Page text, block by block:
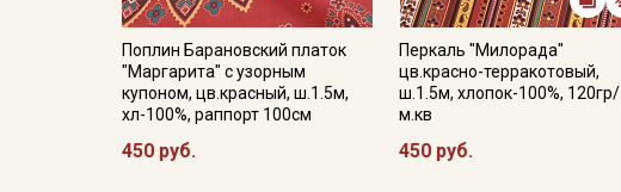
Поплин Барановский платок
"Маргарита" с узорным
купоном, цв.красный, ш.1.5м,
хл-100%, раппорт 100см
450 руб.
Перкаль "Милорада"
цв.красно-терракотовый,
ш.1.5м, хлопок-100%, 120гр/
м.кв
450 руб.